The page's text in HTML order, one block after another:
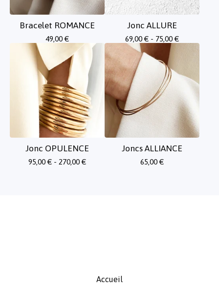
Bracelet ROMANCE
49,00 €
Jonc ALLURE
69,00 € - 75,00 €
Jonc OPULENCE
95,00 € - 270,00 €
Joncs ALLIANCE
65,00 €
Accueil